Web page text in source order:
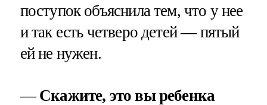
поступок объяснила тем, что у нее
и так есть четверо детей — пятый
ей не нужен.
—Скажите, это вы ребенка